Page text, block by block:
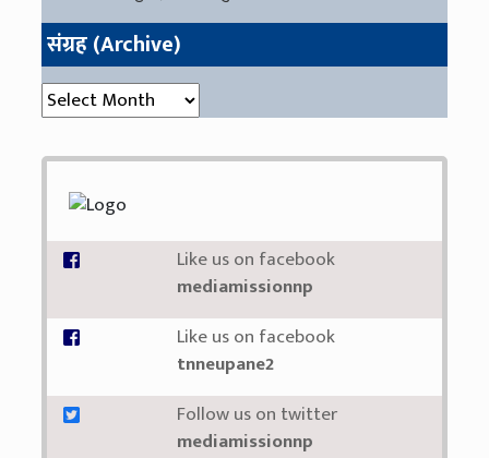
संग्रह (Archive)
संग्रह (Archive)
Like us on facebook
mediamissionnp
Like us on facebook
tnneupane2
Follow us on twitter
mediamissionnp